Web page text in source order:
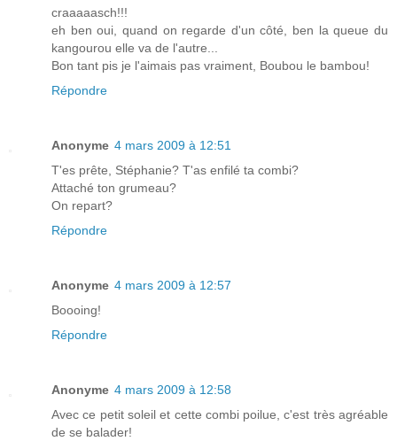
craaaaasch!!!
eh ben oui, quand on regarde d'un côté, ben la queue du
kangourou elle va de l'autre...
Bon tant pis je l'aimais pas vraiment, Boubou le bambou!
Répondre
Anonyme 4 mars 2009 à 12:51
T'es prête, Stéphanie? T'as enfilé ta combi?
Attaché ton grumeau?
On repart?
Répondre
Anonyme 4 mars 2009 à 12:57
Boooing!
Répondre
Anonyme 4 mars 2009 à 12:58
Avec ce petit soleil et cette combi poilue, c'est très agréable
de se balader!